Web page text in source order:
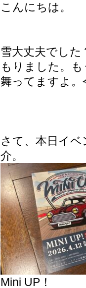
こんにちは。
雪大丈夫でし
もりました。
舞ってますよ
さて、本日イ
介。
Mini UP！